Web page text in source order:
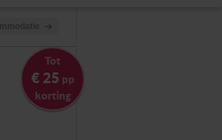
Tot
€ 25 pp
korting